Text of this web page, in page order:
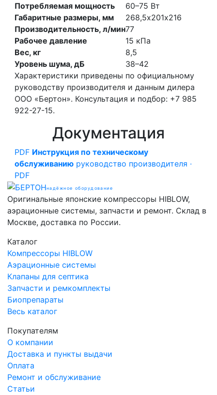
Потребляемая мощность
60–75 Вт
Габаритные размеры, мм
268,5х201х216
Производительность, л/мин77
Рабочее давление
15 кПа
Вес, кг
8,5
Уровень шума, дБ
38–42
Характеристики приведены по официальному
руководству производителя и данным дилера
ООО «Бертон». Консультация и подбор: +7 985
922-27-15.
Документация
PDF Инструкция по техническому
обслуживанию руководство производителя ·
PDF
надёжное оборудование
Оригинальные японские компрессоры HIBLOW,
аэрационные системы, запчасти и ремонт. Склад в
Москве, доставка по России.
Каталог
Компрессоры HIBLOW
Аэрационные системы
Клапаны для септика
Запчасти и ремкомплекты
Биопрепараты
Весь каталог
Покупателям
О компании
Доставка и пункты выдачи
Оплата
Ремонт и обслуживание
Статьи